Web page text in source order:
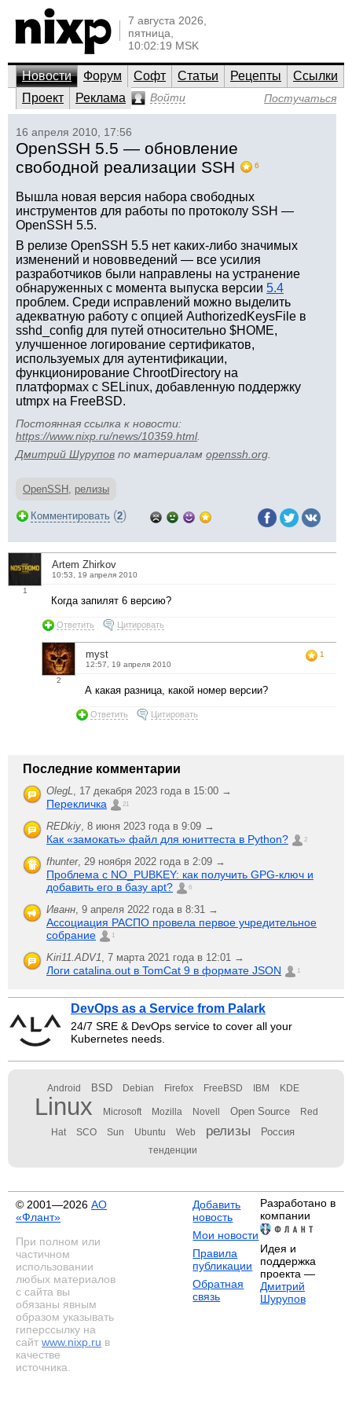
7 августа 2026,
пятница,
10:02:19 MSK
Новости Форум Софт Статьи Рецепты
Ссылки
Проект
Реклама Войти Постучаться
16 апреля 2010, 17:56
OpenSSH 5.5 — обновление
свободной реализации SSH
6
Вышла новая версия набора свободных
инструментов для работы по протоколу SSH —
OpenSSH 5.5.
В релизе OpenSSH 5.5 нет каких-либо значимых
изменений и нововведений — все усилия
разработчиков были направлены на устранение
обнаруженных с момента выпуска версии 5.4
проблем. Среди исправлений можно выделить
адекватную работу с опцией AuthorizedKeysFile в
sshd_config для путей относительно $HOME,
улучшенное логирование сертификатов,
используемых для аутентификации,
функционирование ChrootDirectory на
платформах с SELinux, добавленную поддержку
utmpx на FreeBSD.
Постоянная ссылка к новости:
https://www.nixp.ru/news/10359.html.
Дмитрий Шурупов по материалам openssh.org
OpenSSH , релизы
Комментировать (2)
1
Artem Zhirkov
10:53, 19 апреля 2010
Когда запилят 6 версию?
Ответить Цитировать
2
myst
12:57, 19 апреля 2010
1
А какая разница, какой номер версии?
Ответить Цитировать
Последние комментарии
OlegL 17 декабря 2023 года в 15:00 →
Перекличка 21
REDkiy 8 июня 2023 года в 9:09 →
Как «замокать» файл для юниттеста в Python? 2
fhunter, 29 ноября 2022 года в 2:09 →
Проблема с NO_PUBKEY: как получить GPG-ключ и
добавить его в базу apt?
6
Иванн 9 апреля 2022 года в 8:31 →
Ассоциация РАСПО провела первое учредительное
собрание
1
Kiri11.ADV1 7 марта 2021 года в 12:01 →
Логи catalina.out в TomCat 9 в формате JSON 1
DevOps as a Service from Palark
24/7 SRE & DevOps service to cover all your
Kubernetes needs.
Android BSD Debian Firefox FreeBSD IBM KDE
Linux Microsoft Mozilla Novell Open Source Red
Hat SCO Sun Ubuntu Web релизы Россия
тенденции
© 2001—2026 АО
«Флант»
При полном или
частичном
использовании
любых материалов
с сайта вы
обязаны явным
образом указывать
гиперссылку на
сайт www.nixp.ru в
качестве
источника.
Добавить
новость
Мои новости
Правила
публикации
Обратная
связь
Разработано в
компании
Идея и
поддержка
проекта —
Дмитрий
Шурупов